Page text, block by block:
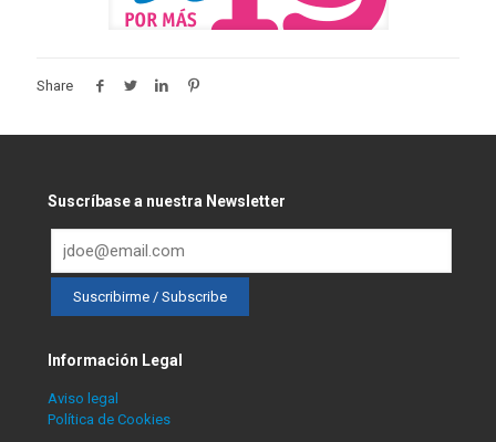
Share
Suscríbase a nuestra Newsletter
Información Legal
Aviso legal
Política de Cookies